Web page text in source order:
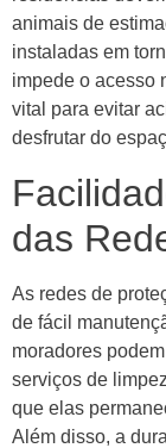
animais de
instaladas em
impede o acesso
vital para evitar
desfrutar do
das
As redes de
de fácil
moradores
serviços de
que elas
Além disso, a